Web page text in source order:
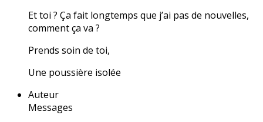
Et toi ? Ça fait longtemps que j’ai pas de nouvelles,
comment ça va ?
Prends soin de toi,
Une poussière isolée
Auteur
Messages